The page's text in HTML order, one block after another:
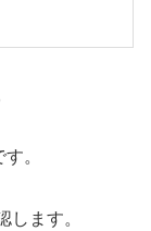
す。
します。